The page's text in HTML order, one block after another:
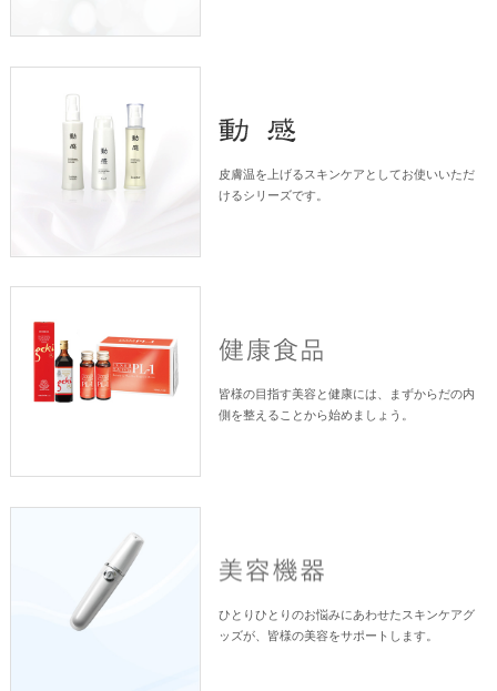
皮膚温を上げるスキンケアとしてお使いいただ
けるシリーズです。
皆様の目指す美容と健康には、まずからだの内
側を整えることから始めましょう。
ひとりひとりのお悩みにあわせたスキンケアグ
ッズが、皆様の美容をサポートします。